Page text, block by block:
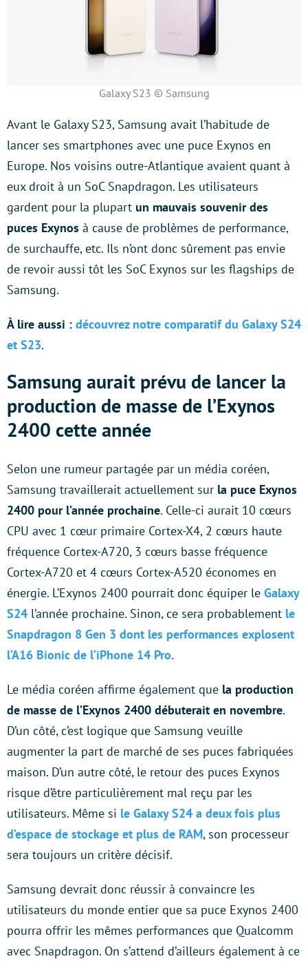
Galaxy S23 © Samsung
Avant le Galaxy S23, Samsung avait l’habitude de
lancer ses smartphones avec une puce Exynos en
Europe. Nos voisins outre-Atlantique avaient quant à
eux droit à un SoC Snapdragon. Les utilisateurs
gardent pour la plupart un mauvais souvenir des
puces Exynos à cause de problèmes de performance,
de surchauffe, etc. Ils n’ont donc sûrement pas envie
de revoir aussi tôt les SoC Exynos sur les flagships de
Samsung.
À lire aussi : découvrez notre comparatif du Galaxy S24
et S23.
Samsung aurait prévu de lancer la
production de masse de l’Exynos
2400 cette année
Selon une rumeur partagée par un média coréen,
Samsung travaillerait actuellement sur la puce Exynos
2400 pour l’année prochaine. Celle-ci aurait 10 cœurs
CPU avec 1 cœur primaire Cortex-X4, 2 cœurs haute
fréquence Cortex-A720, 3 cœurs basse fréquence
Cortex-A720 et 4 cœurs Cortex-A520 économes en
énergie. L’Exynos 2400 pourrait donc équiper le Galaxy
S24 l’année prochaine. Sinon, ce sera probablement le
Snapdragon 8 Gen 3 dont les performances explosent
l’A16 Bionic de l’iPhone 14 Pro.
Le média coréen affirme également que la production
de masse de l’Exynos 2400 débuterait en novembre.
D’un côté, c’est logique que Samsung veuille
augmenter la part de marché de ses puces fabriquées
maison. D’un autre côté, le retour des puces Exynos
risque d’être particulièrement mal reçu par les
utilisateurs. Même si le Galaxy S24 a deux fois plus
d’espace de stockage et plus de RAM, son processeur
sera toujours un critère décisif.
Samsung devrait donc réussir à convaincre les
utilisateurs du monde entier que sa puce Exynos 2400
pourra offrir les mêmes performances que Qualcomm
avec Snapdragon. On s’attend d’ailleurs également à ce